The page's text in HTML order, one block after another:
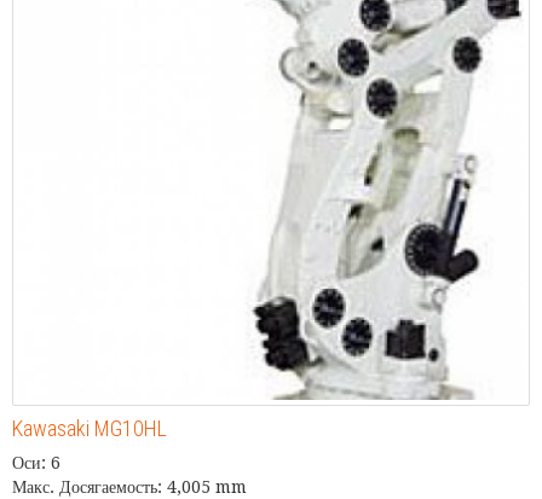
Kawasaki MG10HL
Оси: 6
Макс. Досягаемость: 4,005 mm